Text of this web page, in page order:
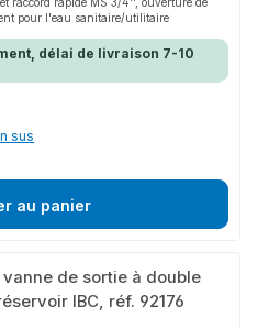
raccord rapide MS 3/4'', ouverture de
pour l'eau sanitaire/utilitaire
délai de livraison 7-10
sus
au panier